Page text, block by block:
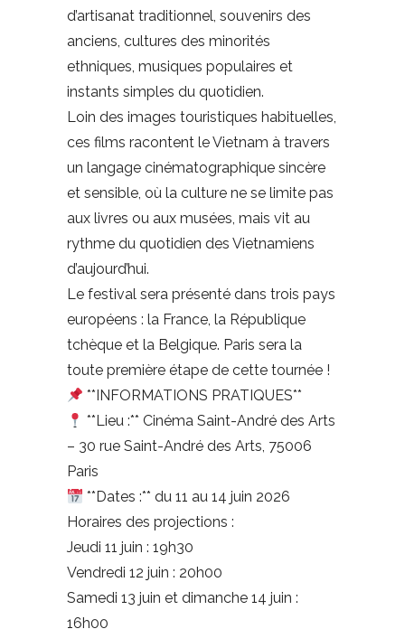
d’artisanat traditionnel, souvenirs des
anciens, cultures des minorités
ethniques, musiques populaires et
instants simples du quotidien.
Loin des images touristiques habituelles,
ces films racontent le Vietnam à travers
un langage cinématographique sincère
et sensible, où la culture ne se limite pas
aux livres ou aux musées, mais vit au
rythme du quotidien des Vietnamiens
d’aujourd’hui.
Le festival sera présenté dans trois pays
européens : la France, la République
tchèque et la Belgique. Paris sera la
toute première étape de cette tournée !
**INFORMATIONS PRATIQUES**
**Lieu :** Cinéma Saint-André des Arts
– 30 rue Saint-André des Arts, 75006
Paris
**Dates :** du 11 au 14 juin 2026
Horaires des projections :
Jeudi 11 juin : 19h30
Vendredi 12 juin : 20h00
Samedi 13 juin et dimanche 14 juin :
16h00